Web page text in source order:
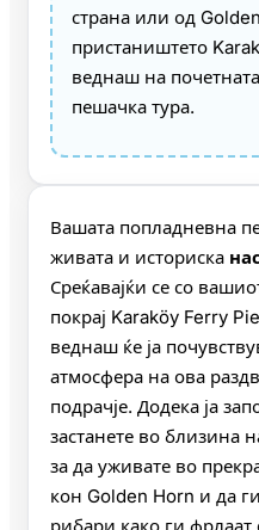
страна или од
пристаништето
веднаш на
пешачка тура.
Вашата попладневна
живата и историска
Среќавајќи се со
покрај Karaköy Ferry
веднаш ќе ја
атмосфера на ова
подрачје. Додека ја
застанете во близина
за да уживате во
кон Golden Horn и да